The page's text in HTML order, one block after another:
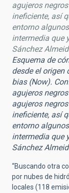
agujeros
ineficiente, así
entorno
intermedia que
Sánchez
Esquema de
desde el origen
bias (Now).
agujeros
agujeros
ineficiente, así
entorno
intermedia que
Sánchez
“Buscando otra
por nubes de
locales (118